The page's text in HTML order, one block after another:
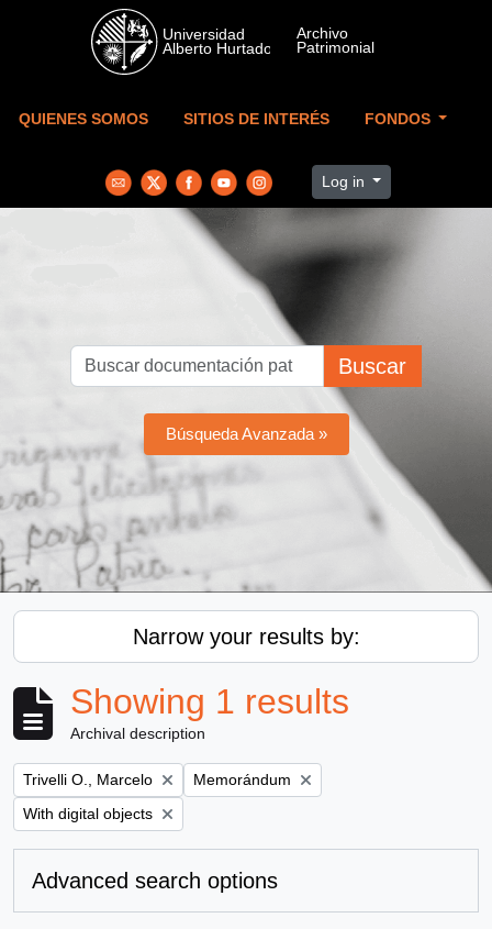
Skip to main content
QUIENES SOMOS SITIOS DE INTERÉS FONDOS
Log in
Buscar
Búsqueda Avanzada »
Narrow your results by:
Showing 1 results
Archival description
Remove filter:
Trivelli O., Marcelo Remove filter:
Memorándum
Remove filter:
With digital objects
Advanced search options